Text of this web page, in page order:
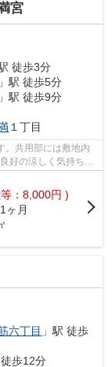
宮
徒歩3分
」駅 徒歩5分
」駅 徒歩9分
１丁目
。共用部には敷地内
好の涼しく気持ちの
：8,000円 )
1ヶ月
六丁目 」駅 徒歩
徒歩12分